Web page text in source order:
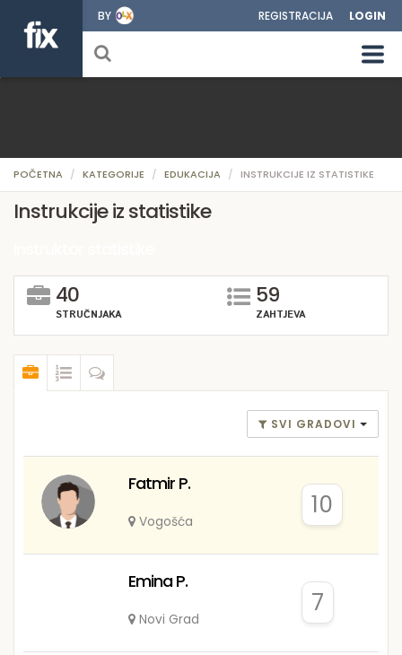
BY REGISTRACIJA LOGIN
POČETNA KATEGORIJE EDUKACIJA INSTRUKCIJE IZ STATISTIKE
Instrukcije iz statistike
40
STRUČNJAKA
59
ZAHTJEVA
SVI GRADOVI
Fatmir P.
Vogošća
10
Emina P.
Novi Grad
7